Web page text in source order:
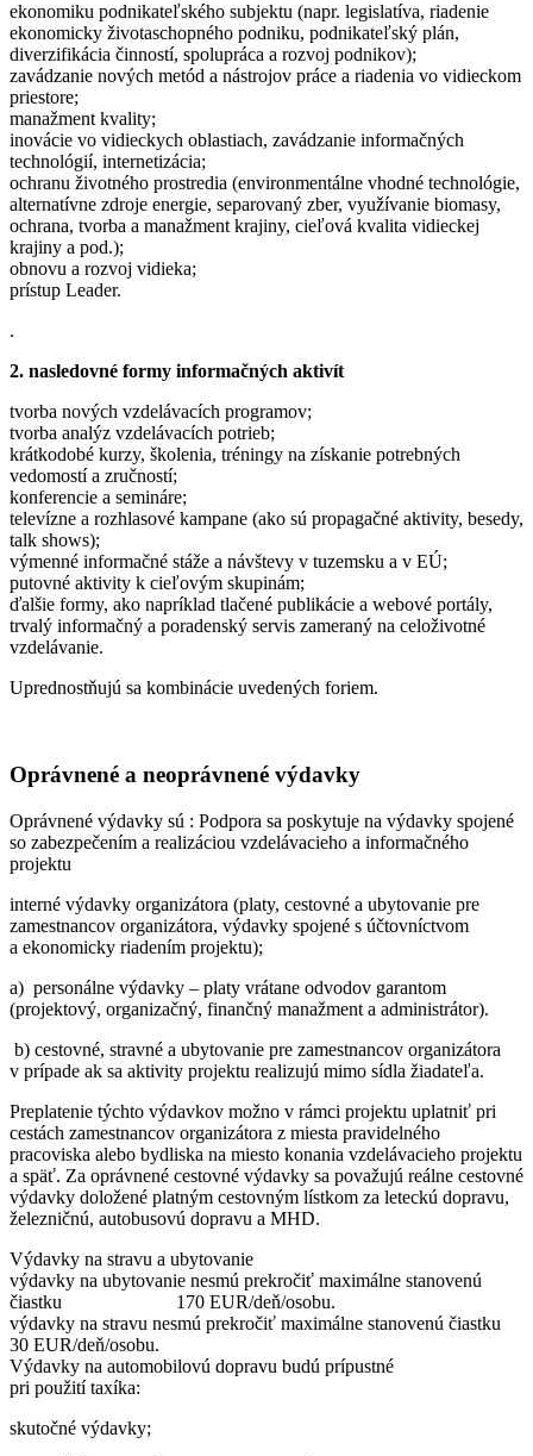
ekonomiku podnikateľského subjektu (napr. legislatíva, riadenie
ekonomicky životaschopného podniku, podnikateľský plán,
diverzifikácia činností, spolupráca a rozvoj podnikov);
zavádzanie nových metód a nástrojov práce a riadenia vo vidieckom
priestore;
manažment kvality;
inovácie vo vidieckych oblastiach, zavádzanie informačných
technológií, internetizácia;
ochranu životného prostredia (environmentálne vhodné technológie,
alternatívne zdroje energie, separovaný zber, využívanie biomasy,
ochrana, tvorba a manažment krajiny, cieľová kvalita vidieckej
krajiny a pod.);
obnovu a rozvoj vidieka;
prístup Leader.
.
2. nasledovné formy informačných aktivít
tvorba nových vzdelávacích programov;
tvorba analýz vzdelávacích potrieb;
krátkodobé kurzy, školenia, tréningy na získanie potrebných
vedomostí a zručností;
konferencie a semináre;
televízne a rozhlasové kampane (ako sú propagačné aktivity, besedy,
talk shows);
výmenné informačné stáže a návštevy v tuzemsku a v EÚ;
putovné aktivity k cieľovým skupinám;
ďalšie formy, ako napríklad tlačené publikácie a webové portály,
trvalý informačný a poradenský servis zameraný na celoživotné
vzdelávanie.
Uprednostňujú sa kombinácie uvedených foriem.
Oprávnené a neoprávnené výdavky
Oprávnené výdavky sú : Podpora sa poskytuje na výdavky spojené
so zabezpečením a realizáciou vzdelávacieho a informačného
projektu
interné výdavky organizátora (platy, cestovné a ubytovanie pre
zamestnancov organizátora, výdavky spojené s účtovníctvom
a ekonomicky riadením projektu);
a) personálne výdavky – platy vrátane odvodov garantom
(projektový, organizačný, finančný manažment a administrátor).
b) cestovné, stravné a ubytovanie pre zamestnancov organizátora
v prípade ak sa aktivity projektu realizujú mimo sídla žiadateľa.
Preplatenie týchto výdavkov možno v rámci projektu uplatniť pri
cestách zamestnancov organizátora z miesta pravidelného
pracoviska alebo bydliska na miesto konania vzdelávacieho projektu
a späť. Za oprávnené cestovné výdavky sa považujú reálne cestovné
výdavky doložené platným cestovným lístkom za leteckú dopravu,
železničnú, autobusovú dopravu a MHD.
Výdavky na stravu a ubytovanie
výdavky na ubytovanie nesmú prekročiť maximálne stanovenú
čiastku 170 EUR/deň/osobu.
výdavky na stravu nesmú prekročiť maximálne stanovenú čiastku
30 EUR/deň/osobu.
Výdavky na automobilovú dopravu budú prípustné
pri použití taxíka:
skutočné výdavky;